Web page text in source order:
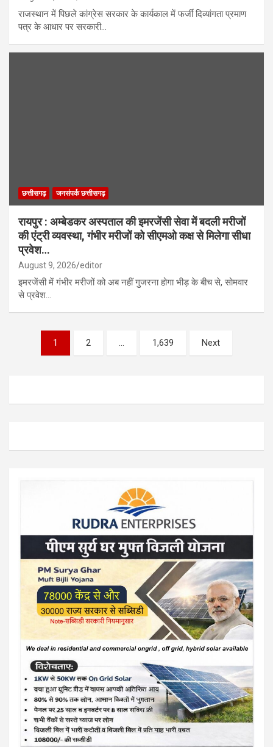
राजस्थान में पिछले कांग्रेस सरकार के कार्यकाल में फर्जी दिव्यांगता प्रमाण
पत्र के आधार पर सरकारी…
छत्तीसगढ़ जनसंपर्क छत्तीसगढ़
रायपुर : अम्बेडकर अस्पताल की इमरजेंसी सेवा में बदली मरीजों
की एंट्री व्यवस्था, गंभीर मरीजों को सीएमओ कक्ष से मिलेगा सीधा
प्रवेश…
August 9, 2026 editor
इमरजेंसी में गंभीर मरीजों को अब नहीं गुजरना होगा भीड़ के बीच से, सोमवार
से प्रवेश…
pagination
1 2 … 1,639 Next